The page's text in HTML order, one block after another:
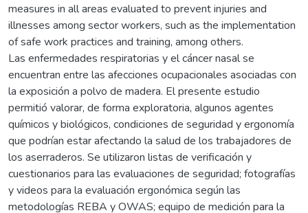
measures in all areas evaluated to prevent injuries and
illnesses among sector workers, such as the implementation
of safe work practices and training, among others.
Las enfermedades respiratorias y el cáncer nasal se
encuentran entre las afecciones ocupacionales asociadas con
la exposición a polvo de madera. El presente estudio
permitió valorar, de forma exploratoria, algunos agentes
químicos y biológicos, condiciones de seguridad y ergonomía
que podrían estar afectando la salud de los trabajadores de
los aserraderos. Se utilizaron listas de verificación y
cuestionarios para las evaluaciones de seguridad; fotografías
y videos para la evaluación ergonómica según las
metodologías REBA y OWAS; equipo de medición para la